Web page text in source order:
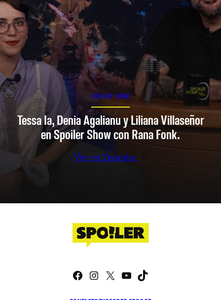
SPOILER SHOW
Tessa Ia, Denia Agalianu y Liliana Villaseñor
en Spoiler Show con Rana Fonk.
Ver en Youtube
Facebook
Instagram
X YouTube